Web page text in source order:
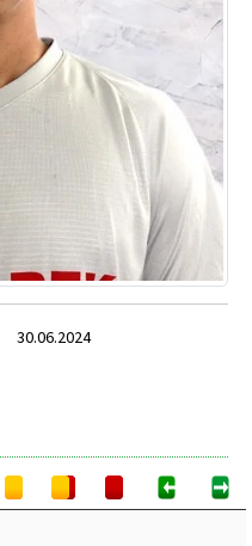
30.06.2024